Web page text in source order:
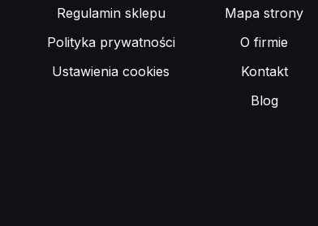
Regulamin sklepu
Polityka prywatności
Ustawienia cookies
Mapa strony
O firmie
Kontakt
Blog